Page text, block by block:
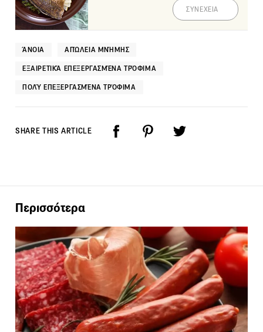
ΣΥΝΕΧΕΙΑ
ΆΝΟΙΑ ΑΠΏΛΕΙΑ ΜΝΉΜΗΣ
ΕΞΑΙΡΕΤΙΚΆ ΕΠΕΞΕΡΓΑΣΜΈΝΑ ΤΡΌΦΙΜΑ
ΠΟΛΎ ΕΠΕΞΕΡΓΑΣΜΈΝΑ ΤΡΌΦΙΜΑ
SHARE THIS ARTICLE
Περισσότερα